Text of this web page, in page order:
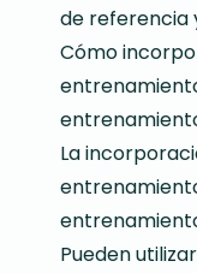
de referencia
Cómo
La
Pueden